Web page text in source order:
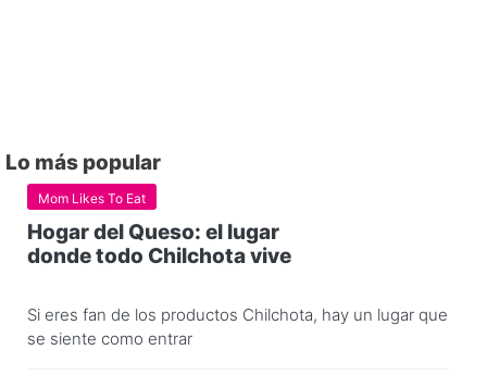
Lo más popular
Mom Likes To Eat
Hogar del Queso: el lugar
donde todo Chilchota vive
Si eres fan de los productos Chilchota, hay un lugar que
se siente como entrar